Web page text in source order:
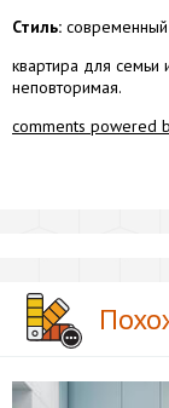
Стиль: современный
квартира для семьи
неповторимая.
comments powered